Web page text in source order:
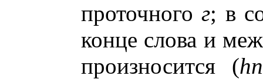
проточногог; в
конце слова и
произносится (hn